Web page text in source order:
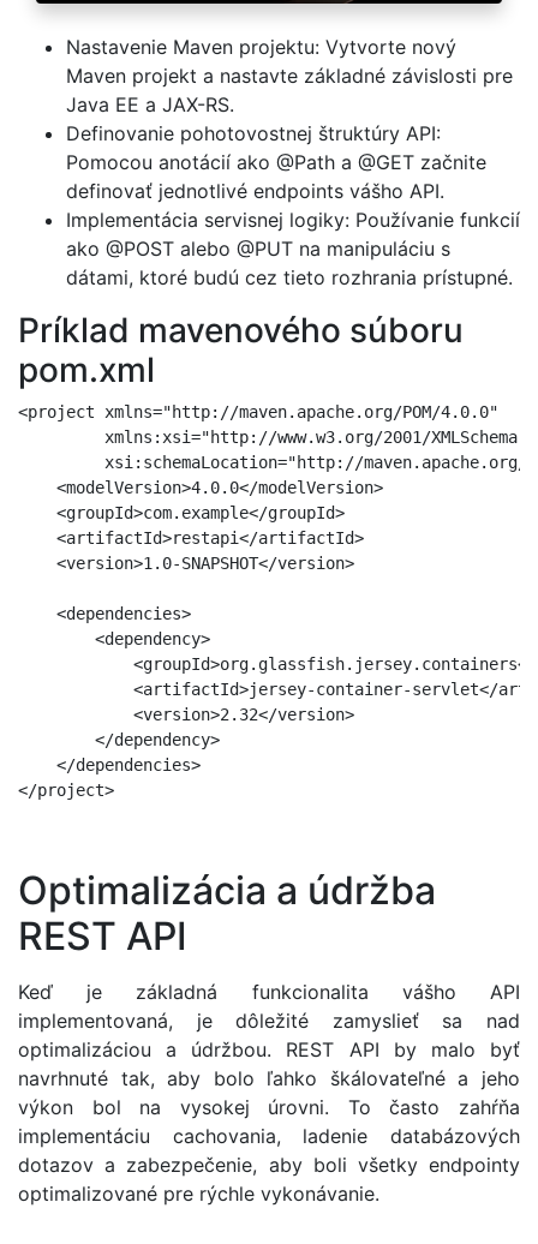
Nastavenie Maven projektu: Vytvorte nový
Maven projekt a nastavte základné závislosti pre
Java EE a JAX-RS.
Definovanie pohotovostnej štruktúry API:
Pomocou anotácií ako @Path a @GET začnite
definovať jednotlivé endpoints vášho API.
Implementácia servisnej logiky: Používanie funkcií
ako @POST alebo @PUT na manipuláciu s
dátami, ktoré budú cez tieto rozhrania prístupné.
Príklad mavenového súboru
pom.xml
<project xmlns="http://maven.apache.org/POM/4.0.0"
xmlns:xsi="http://www.w3.org/2001/XMLSchema-
xsi:schemaLocation="http://
    <modelVersion>4.0.0</modelVersion>
    <groupId>com.example</groupId>
    <artifactId>restapi</artifactId>
    <version>1.0-SNAPSHOT</version>
    <dependencies>
        <dependency>
<artifactId>jersey-container-servlet</
            <version>2.32</version>
        </dependency>
    </dependencies>
</project>
Optimalizácia a údržba
REST API
Keď je základná funkcionalita vášho API
implementovaná, je dôležité zamyslieť sa nad
optimalizáciou a údržbou. REST API by malo byť
navrhnuté tak, aby bolo ľahko škálovateľné a jeho
výkon bol na vysokej úrovni. To často zahŕňa
implementáciu cachovania, ladenie databázových
dotazov a zabezpečenie, aby boli všetky endpointy
optimalizované pre rýchle vykonávanie.